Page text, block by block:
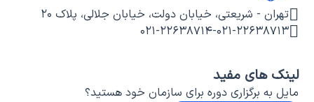
تهران - شریعتی، خیابان دولت، خیابان جلالی، پلاک ۲۰
۰۲۱-۲۲۶۳۸۷۱۳-۰۲۱-۲۲۶۳۸۷۱۴
لینک های مفید
مایل به برگزاری دوره برای سازمان خود هستید؟